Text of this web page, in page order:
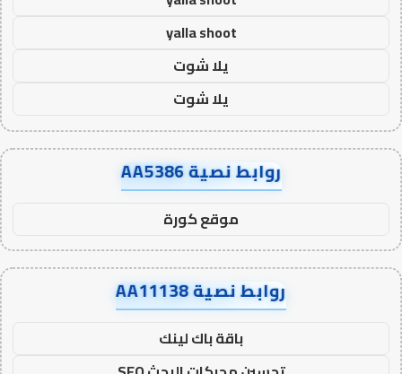
yalla shoot
يلا شوت
يلا شوت
روابط نصية AA5386
موقع كورة
روابط نصية AA11138
باقة باك لينك